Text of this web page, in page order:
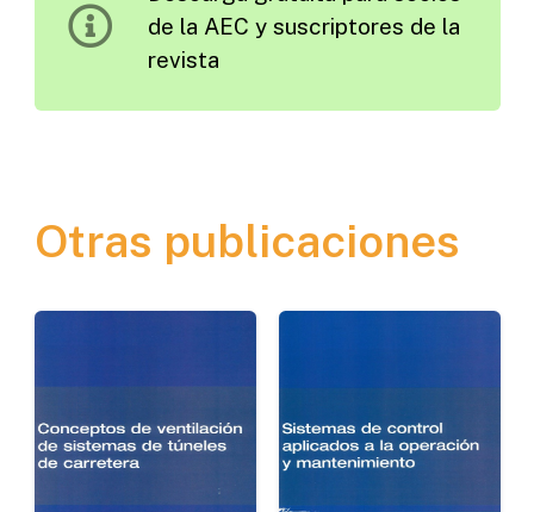
de la AEC y suscriptores de la
revista
Otras publicaciones